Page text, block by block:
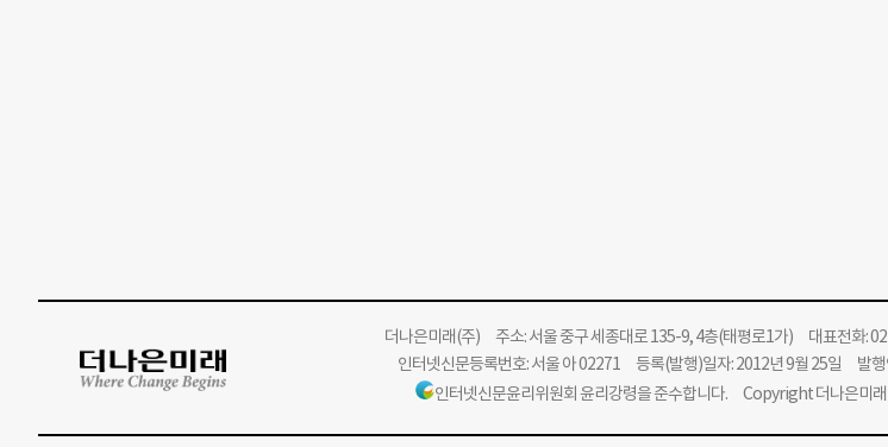
더나은미래(주)주소: 서울 중구 세종대로 135-9, 4층(태평로1가) 대표전화:
인터넷신문등록번호: 서울 아 02271 등록(발행)일자: 2012년 9월 25일 발
인터넷신문윤리위원회 윤리강령을 준수합니다. Copyright 더나은미래